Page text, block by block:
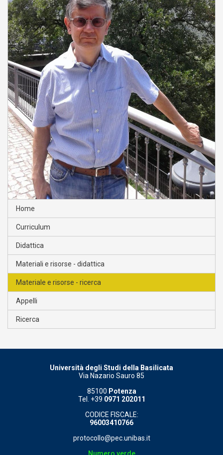
Home
Curriculum
Didattica
Materiali e risorse - didattica
Materiale e risorse - ricerca
Appelli
Ricerca
Università degli Studi della Basilicata
Via Nazario Sauro 85
85100 Potenza
Tel. +39 0971 202011
CODICE FISCALE:
96003410766
protocollo@pec.unibas.it
Numero verde